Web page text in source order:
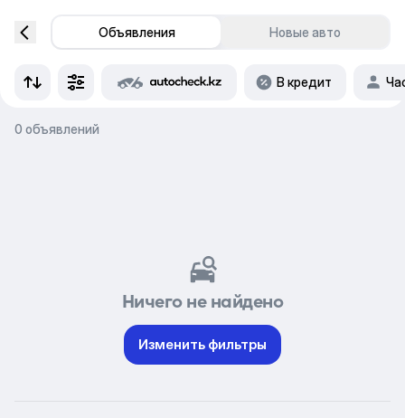
Объявления Новые авто
В кредит
0 объявлений
Ничего не найдено
Изменить фильтры